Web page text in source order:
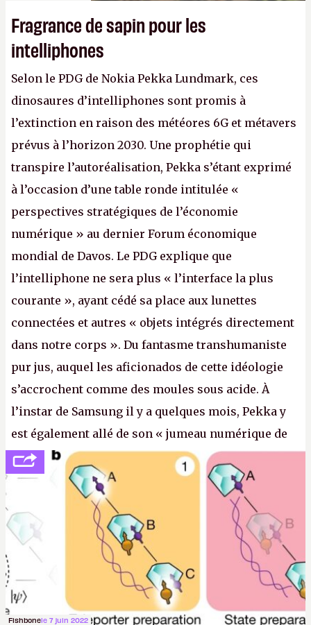
Fragrance de sapin pour les
intelliphones
Selon le PDG de Nokia Pekka Lundmark, ces
dinosaures d’intelliphones sont promis à
l’extinction en raison des météores 6G et métavers
prévus à l’horizon 2030. Une prophétie qui
transpire l’autoréalisation, Pekka s’étant exprimé
à l’occasion d’une table ronde intitulée «
perspectives stratégiques de l’économie
numérique » au dernier Forum économique
mondial de Davos. Le PDG explique que
l’intelliphone ne sera plus « l’interface la plus
courante », ayant cédé sa place aux lunettes
connectées et autres « objets intégrés directement
dans notre corps ». Du fantasme transhumaniste
pur jus, auquel les aficionados de cette idéologie
s’accrochent comme des moules sous acide. À
l’instar de Samsung il y a quelques mois, Pekka y
est également allé de son « jumeau numérique de
tout » et de l’importance des metasangsues, qu’il
considère comme «
la prochaine grande plateforme
informatique après le World Wide Web et le mobile
(Crédit photo : Pexels / Pixabay)
Fishbonele 7 juin 2022